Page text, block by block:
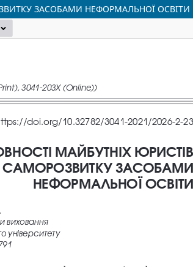
ЗАСОБАМИ НЕФОРМАЛЬНОЇ ОСВІТИ